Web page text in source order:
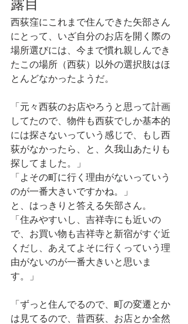
露目
西荻窪にこれまで住んできた矢部さん
にとって、いざ自分のお店を開く際の
場所選びには、今まで慣れ親しんでき
たこの場所（西荻）以外の選択肢はほ
とんどなかったようだ。
「元々西荻のお店やろうと思って計画
してたので、物件も西荻でしか基本的
には探さないっていう感じで、もし西
荻がなかったら、と、久我山あたりも
探してました。」
「よその町に行く理由がないっていう
のが一番大きいですかね。」
と、はっきりと答える矢部さん。
「住みやすいし、吉祥寺にも近いの
で、お買い物も吉祥寺と新宿がすぐ近
くだし、あえてよそに行くっていう理
由がないのが一番大きいと思いま
す。」
「ずっと住んでるので、町の変遷とか
は見てるので、昔西荻、お店とか全然